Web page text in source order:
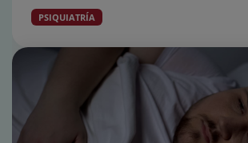
PSIQUIATRÍA